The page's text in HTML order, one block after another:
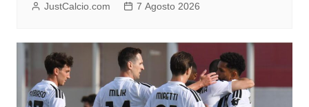
JustCalcio.com 7 Agosto 2026